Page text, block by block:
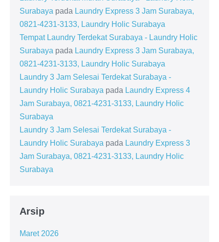
Surabaya pada Laundry Express 3 Jam Surabaya,
0821-4231-3133, Laundry Holic Surabaya
Tempat Laundry Terdekat Surabaya - Laundry Holic
Surabaya pada Laundry Express 3 Jam Surabaya,
0821-4231-3133, Laundry Holic Surabaya
Laundry 3 Jam Selesai Terdekat Surabaya -
Laundry Holic Surabaya pada Laundry Express 4
Jam Surabaya, 0821-4231-3133, Laundry Holic
Surabaya
Laundry 3 Jam Selesai Terdekat Surabaya -
Laundry Holic Surabaya pada Laundry Express 3
Jam Surabaya, 0821-4231-3133, Laundry Holic
Surabaya
Arsip
Maret 2026